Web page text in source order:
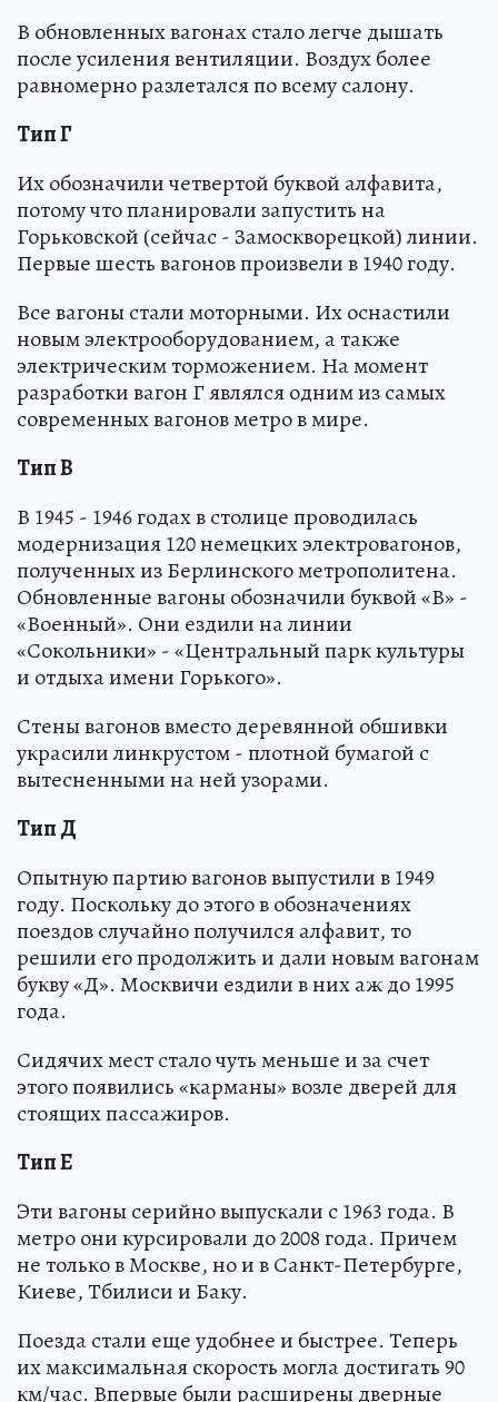
В обновленных вагонах стало легче дышать
после усиления вентиляции. Воздух более
равномерно разлетался по всему салону.
Тип Г
Их обозначили четвертой буквой алфавита,
потому что планировали запустить на
Горьковской (сейчас - Замоскворецкой) линии.
Первые шесть вагонов произвели в 1940 году.
Все вагоны стали моторными. Их оснастили
новым электрооборудованием, а также
электрическим торможением. На момент
разработки вагон Г являлся одним из самых
современных вагонов метро в мире.
Тип В
В 1945 - 1946 годах в столице проводилась
модернизация 120 немецких электровагонов,
полученных из Берлинского метрополитена.
Обновленные вагоны обозначили буквой «В» -
«Военный». Они ездили на линии
«Сокольники» - «Центральный парк культуры
и отдыха имени Горького».
Стены вагонов вместо деревянной обшивки
украсили линкрустом - плотной бумагой с
вытесненными на ней узорами.
Тип Д
Опытную партию вагонов выпустили в 1949
году. Поскольку до этого в обозначениях
поездов случайно получился алфавит, то
решили его продолжить и дали новым вагонам
букву «Д». Москвичи ездили в них аж до 1995
года.
Сидячих мест стало чуть меньше и за счет
этого появились «карманы» возле дверей для
стоящих пассажиров.
Тип Е
Эти вагоны серийно выпускали с 1963 года. В
метро они курсировали до 2008 года. Причем
не только в Москве, но и в Санкт-Петербурге,
Киеве, Тбилиси и Баку.
Поезда стали еще удобнее и быстрее. Теперь
их максимальная скорость могла достигать 90
км/час. Впервые были расширены дверные